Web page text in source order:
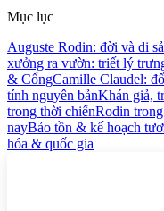
Mục lục
Auguste Rodin: đời và di
xưởng ra vườn: triết lý
& CổngCamille Claudel:
tính nguyên bảnKhán giả,
trong thời chiếnRodin
nayBảo tồn & kế hoạch
hóa & quốc gia